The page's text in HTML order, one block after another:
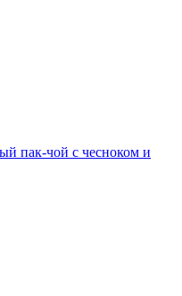
пак-чой с чесноком и